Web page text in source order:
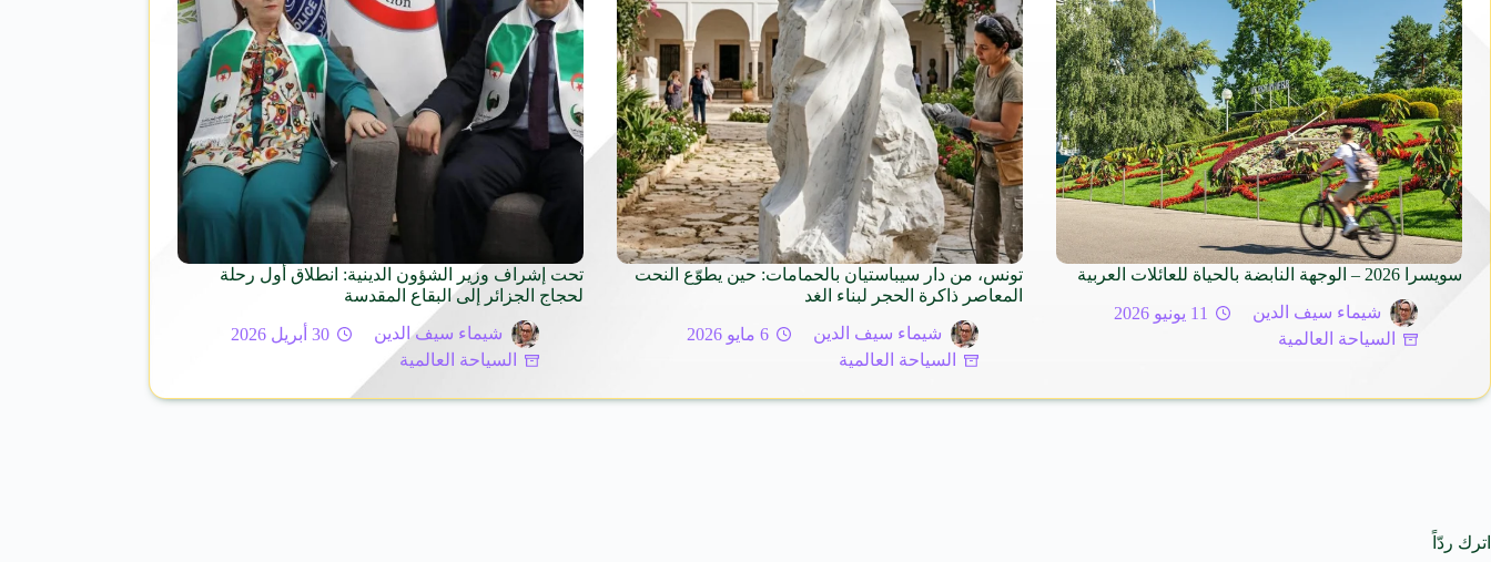
سويسرا 2026 – الوجهة النابضة بالحياة للعائلات العربية
شيماء سيف الدين
11 يونيو 2026
السياحة العالمية
تونس، من دار سيباستيان بالحمامات: حين يطوّع النحت
المعاصر ذاكرة الحجر لبناء الغد
شيماء سيف الدين
6 مايو 2026
السياحة العالمية
تحت إشراف وزير الشؤون الدينية: انطلاق أول رحلة
لحجاج الجزائر إلى البقاع المقدسة
شيماء سيف الدين
30 أبريل 2026
السياحة العالمية
اترك ردّاً